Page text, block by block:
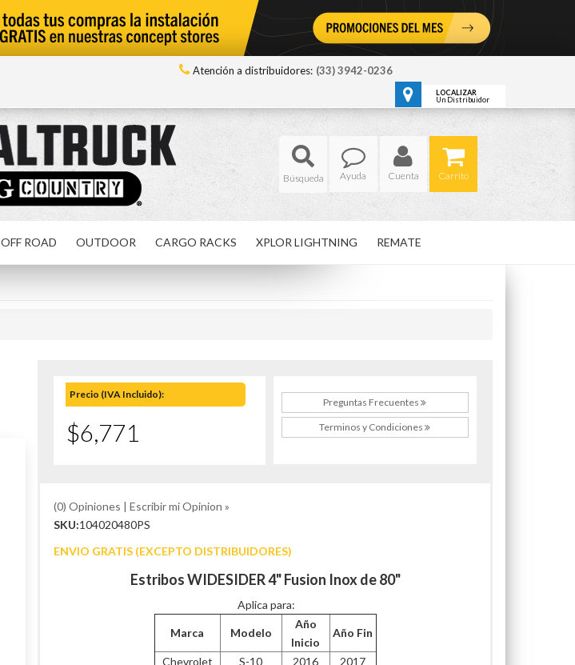
Atención a distribuidores: (33) 3942-0236
LOCALIZAR
Un Distribuidor
Ayuda
Cuenta Carrito
OFF ROAD OUTDOOR CARGO RACKS XPLOR LIGHTNING REMATE
Precio (IVA Incluido):
$6,771
Preguntas Frecuentes
Terminos y Condiciones
(0) Opiniones | Escribir mi Opinion »
SKU:104020480PS
ENVIO GRATIS (EXCEPTO DISTRIBUIDORES)
Estribos WIDESIDER 4" Fusion Inox de 80"
Aplica para:
Marca Modelo
Año
Inicio
Año Fin
Chevrolet S-10 2016 2017